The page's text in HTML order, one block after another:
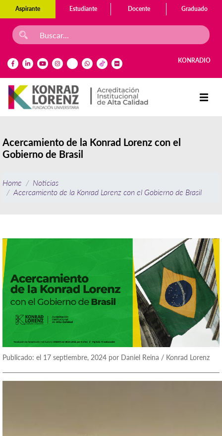
Aspirante Estudiante Docente Graduado
KONRADIO
Acercamiento de la Konrad Lorenz con el
Gobierno de Brasil
Home
Noticias
Acercamiento de la Konrad Lorenz con el Gobierno de Brasil
Publicado: el 17 septiembre, 2024 por Daniel Reina / Konrad Lorenz